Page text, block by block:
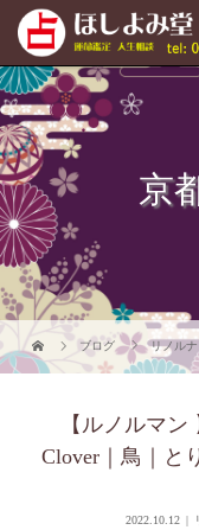
京
ブログ リノルナ
【ルノルマン
Clover｜鳥｜と
2022.10.12